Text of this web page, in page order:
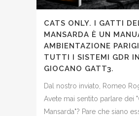
CATS ONLY. I GATTI
MANSARDA È UN
AMBIENTAZIONE
TUTTI I SISTEMI GDR
GIOCANO GATT3.
Dal nostro inviato, Romeo
Avete mai sentito parlare dei
Mansarda"? Pare che siano